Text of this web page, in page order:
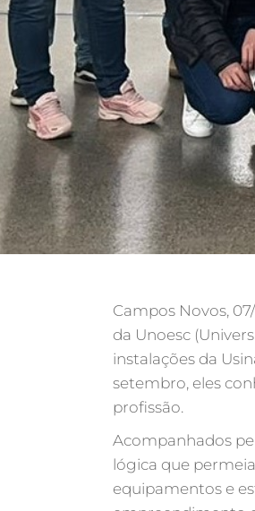
Campos Novos,
da Unoesc
instalações da
setembro, eles
profissão.
Acompanhados
lógica que
equipamentos e